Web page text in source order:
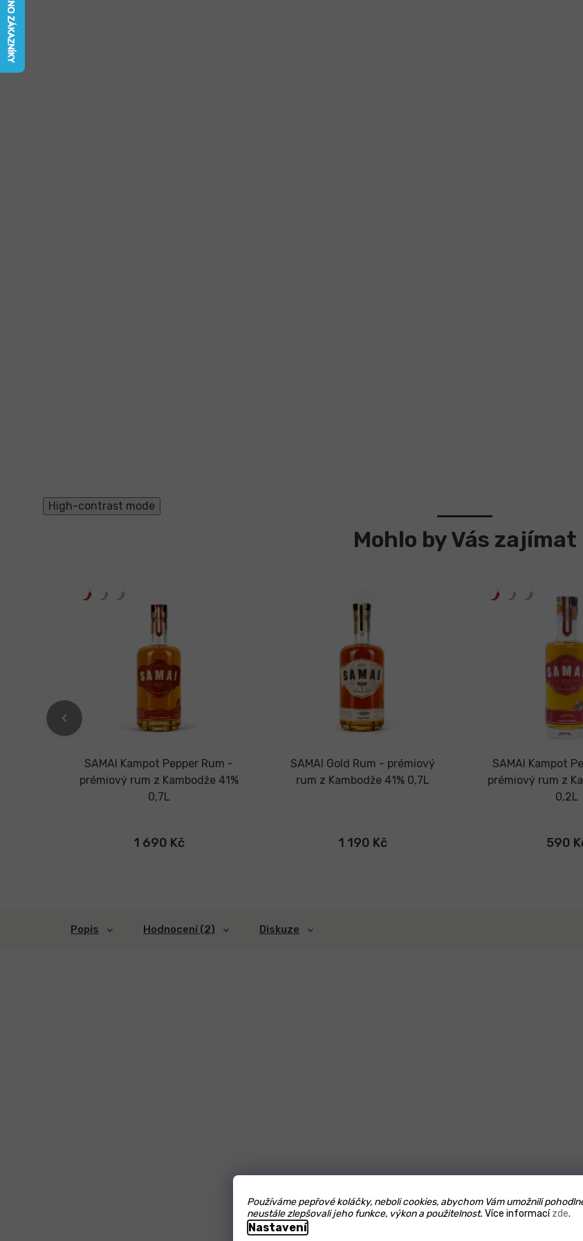
Používáme pepřové koláčky, neboli cookies, abychom Vám umožnili
neustále zlepšovali jeho funkce, výkon a použitelnost. Více informacízde.
Nastavení
High-contrast mode
Mohlo by Vás zajímat
SAMAI Kampot Pepper Rum -
prémiový rum z Kambodže 41%
0,7L
1 690 Kč
SAMAI Gold Rum - prémiový
rum z Kambodže 41% 0,7L
1 190 Kč
SAMAI Kampot
prémiový rum z
0,2L
590
Popis Hodnocení (2) Diskuze
lehce sladkým úvodem a